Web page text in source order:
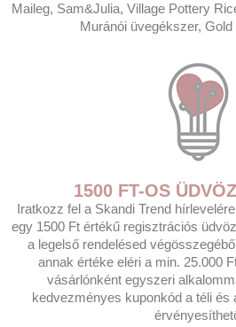
Maileg, Sam&Julia, Village Pottery
Muránói üvegékszer,
1500 FT-OS
Iratkozz fel a Skandi Trend
egy 1500 Ft értékű regisztrációs
a legelső rendelésed
annak értéke eléri a min. 25.000
vásárlónként egyszeri
kedvezményes kuponkód a téli és